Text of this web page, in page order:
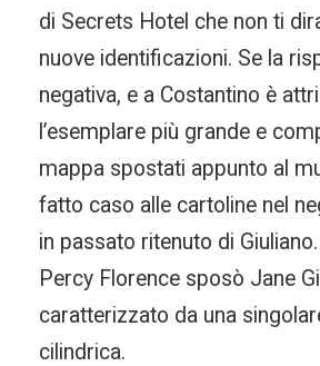
di Secrets Hotel che non ti
nuove identificazioni. Se la
negativa, e a Costantino è
l’esemplare più grande e
mappa spostati appunto al
fatto caso alle cartoline nel
in passato ritenuto di
Percy Florence sposò Jane
caratterizzato da una
cilindrica.